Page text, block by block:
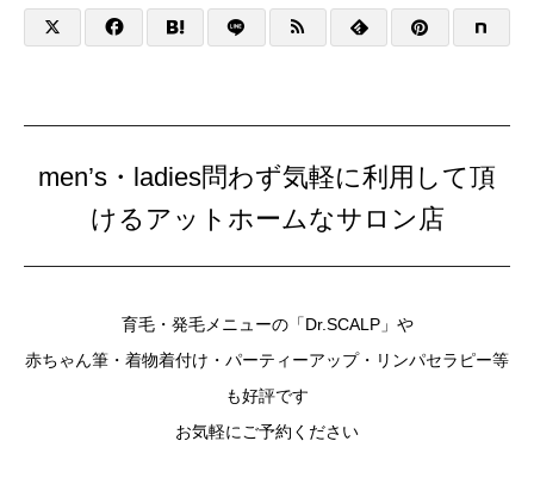
men’s・ladies問わず気軽に利用して頂
けるアットホームなサロン店
育毛・発毛メニューの「Dr.SCALP」や
赤ちゃん筆・着物着付け・パーティーアップ・リンパセラピー等
も好評です
お気軽にご予約ください